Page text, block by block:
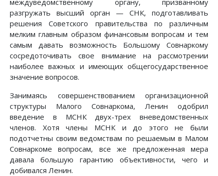
междуведомственному органу, призванному
разгружать высший орган — СНК, подготавливать
решения Советского правительства по различным
мелким главным образом финансовым вопросам и тем
самым давать возможность Большому Совнаркому
сосредоточивать свое внимание на рассмотрении
наиболее важных и имеющих общегосударственное
значение вопросов.
Занимаясь совершенствованием организационной
структуры Малого Совнаркома, Ленин одобрил
введение в МСНК двух-трех вневедомственных
членов. Хотя члены МСНК и до этого не были
подотчетны своим ведомствам по решаемым в Малом
Совнаркоме вопросам, все же предложенная мера
давала большую гарантию объективности, чего и
добивался Ленин.